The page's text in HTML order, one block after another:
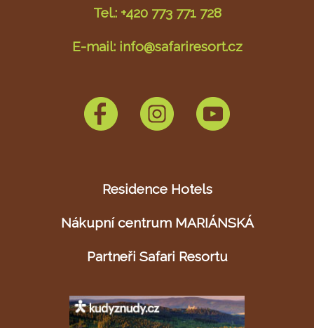
Tel.: +420 773 771 728
E-mail: info@safariresort.cz
Residence Hotels
Nákupní centrum MARIÁNSKÁ
Partneři Safari Resortu